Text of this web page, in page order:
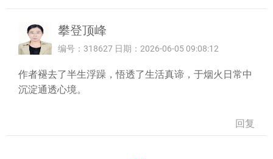
攀登顶峰
编号：318627 日期：2026-06-05 09:08:12
作者褪去了半生浮躁，悟透了生活真谛，于烟火日常中
沉淀通透心境。
回复